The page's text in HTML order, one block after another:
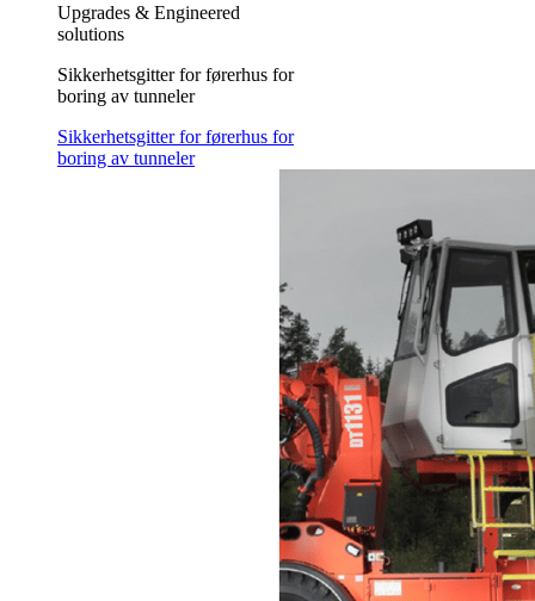
Upgrades & Engineered
solutions
Sikkerhetsgitter for førerhus for
boring av tunneler
Sikkerhetsgitter for førerhus for
boring av tunneler